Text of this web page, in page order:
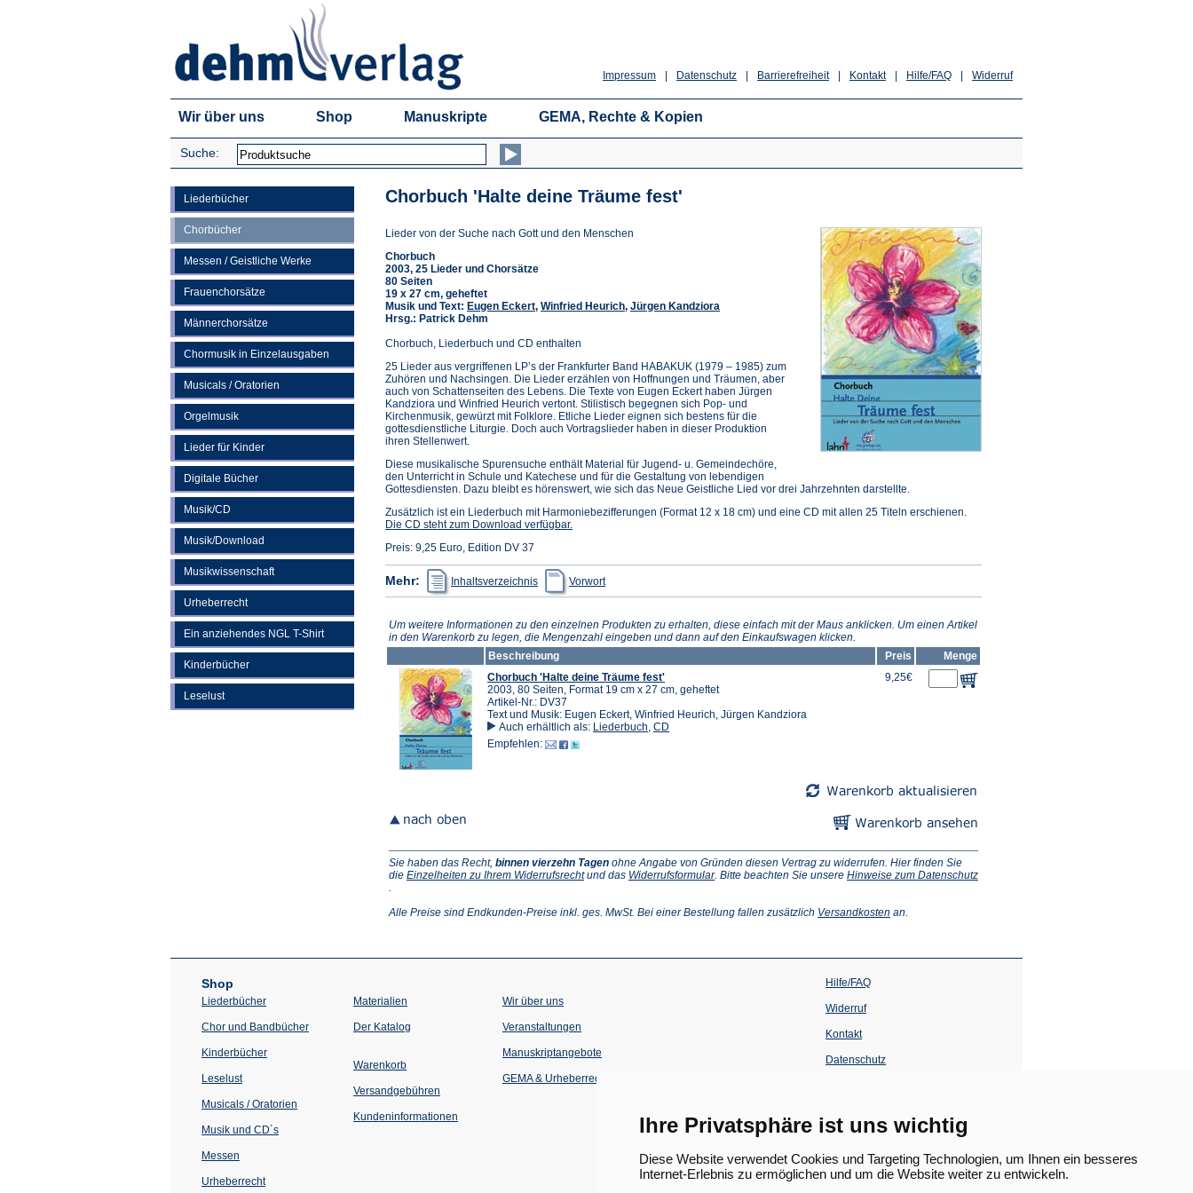
Ihre Privatsphäre ist uns wichtig
Diese Website verwendet Cookies und Targeting Technologien, um Ihnen ein besseres
Internet-Erlebnis zu ermöglichen und um die Website weiter zu entwickeln.
Widerruf
Hilfe/FAQ
Kontakt
Barrierefreiheit
Datenschutz
Impressum
Wir über uns Shop Manuskripte GEMA, Rechte & Kopien
Suche:
Liederbücher
Chorbücher
Messen / Geistliche Werke
Frauenchorsätze
Männerchorsätze
Chormusik in Einzelausgaben
Musicals / Oratorien
Orgelmusik
Lieder für Kinder
Digitale Bücher
Musik/CD
Musik/Download
Musikwissenschaft
Urheberrecht
Ein anziehendes NGL T-Shirt
Kinderbücher
Leselust
Chorbuch 'Halte deine Träume fest'
Lieder von der Suche nach Gott und den Menschen
Chorbuch
2003, 25 Lieder und Chorsätze
80 Seiten
19 x 27 cm, geheftet
Musik und Text: Eugen Eckert, Winfried Heurich, Jürgen Kandziora
Hrsg.: Patrick Dehm
Chorbuch, Liederbuch und CD enthalten
25 Lieder aus vergriffenen LP’s der Frankfurter Band HABAKUK (1979 – 1985) zum
Zuhören und Nachsingen. Die Lieder erzählen von Hoffnungen und Träumen, aber
auch von Schattenseiten des Lebens. Die Texte von Eugen Eckert haben Jürgen
Kandziora und Winfried Heurich vertont. Stilistisch begegnen sich Pop- und
Kirchenmusik, gewürzt mit Folklore. Etliche Lieder eignen sich bestens für die
gottesdienstliche Liturgie. Doch auch Vortragslieder haben in dieser Produktion
ihren Stellenwert.
Diese musikalische Spurensuche enthält Material für Jugend- u. Gemeindechöre,
den Unterricht in Schule und Katechese und für die Gestaltung von lebendigen
Gottesdiensten. Dazu bleibt es hörenswert, wie sich das Neue Geistliche Lied vor drei Jahrzehnten darstellte.
Zusätzlich ist ein Liederbuch mit Harmoniebezifferungen (Format 12 x 18 cm) und eine CD mit allen 25 Titeln erschienen.
Die CD steht zum Download verfügbar.
Preis: 9,25 Euro, Edition DV 37
Mehr: Inhaltsverzeichnis
(Öffnet
in
einem
Tab)
Vorwortin
einem
Tab)
Um weitere Informationen zu den einzelnen Produkten zu erhalten, diese einfach mit der Maus anklicken. Um einen Artikel
in den Warenkorb zu legen, die Mengenzahl eingeben und dann auf den Einkaufswagen klicken.
Beschreibung
Preis
Menge
Chorbuch 'Halte deine Träume fest'
2003, 80 Seiten, Format 19 cm x 27 cm, geheftet
Artikel-Nr.: DV37
Text und Musik: Eugen Eckert, Winfried Heurich, Jürgen Kandziora
Auch erhältlich als: Liederbuch, CD
Empfehlen:
9,25€
Sie haben das Recht, binnen vierzehn Tagen ohne Angabe von Gründen diesen Vertrag zu widerrufen. Hier finden Sie
die Einzelheiten zu Ihrem Widerrufsrecht(Öffnet
neuen
und das Widerrufsformular(Öffnet
neuen
. Bitte beachten Sie unsere Hinweise zum Datenschutz
einem
.
Alle Preise sind Endkunden-Preise inkl. ges. MwSt. Bei einer Bestellung fallen zusätzlich Versandkosten (Öffnet
Tab)
an.
Shop
Liederbücher
Chor und Bandbücher
Kinderbücher
Leselust
Musicals / Oratorien
Musik und CD´s
Messen
Urheberrecht
Materialien
Der Katalog
Warenkorb
Versandgebühren
Kundeninformationen
Wir über uns
Veranstaltungen
einem
Tab)
Manuskriptangebote
GEMA & Urheberrecht
Hilfe/FAQ
Widerruf
Kontakt
Datenschutz
einem
neuen